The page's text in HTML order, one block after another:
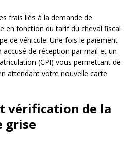
frais liés à la demande de
en fonction du tarif du cheval fiscal
de véhicule. Une fois le paiement
de réception par mail et un
(CPI) vous permettant de
attendant votre nouvelle carte
vérification de la
grise